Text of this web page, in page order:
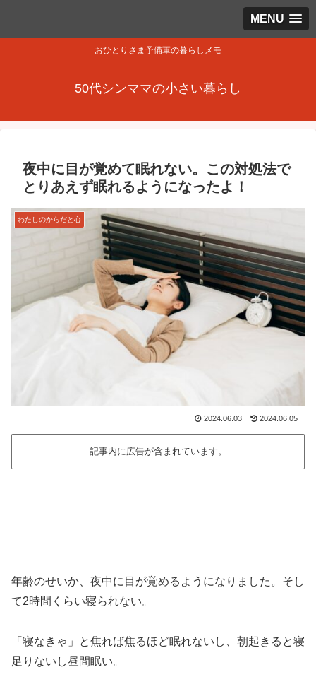
MENU
おひとりさま予備軍の暮らしメモ
50代シンママの小さい暮らし
夜中に目が覚めて眠れない。この対処法で
とりあえず眠れるようになったよ！
わたしのからだと心
2024.06.03 2024.06.05
記事内に広告が含まれています。
年齢のせいか、夜中に目が覚めるようになりました。そし
て2時間くらい寝られない。
「寝なきゃ」と焦れば焦るほど眠れないし、朝起きると寝
足りないし昼間眠い。